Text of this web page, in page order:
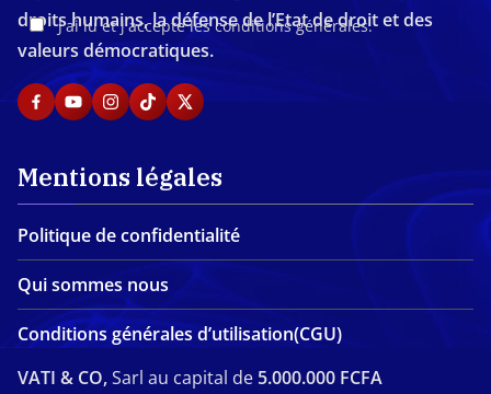
J'ai lu et j'accepte les conditions générales.
droits humains, la défense de l’Etat de droit et des
valeurs démocratiques.
Mentions légales
Politique de confidentialité
Qui sommes nous
Conditions générales d’utilisation(CGU)
VATI & CO,Sarl au capital de 5.000.000 FCFA